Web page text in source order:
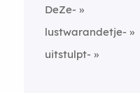
DeZe-
lustwarandetje-
uitstulpt-